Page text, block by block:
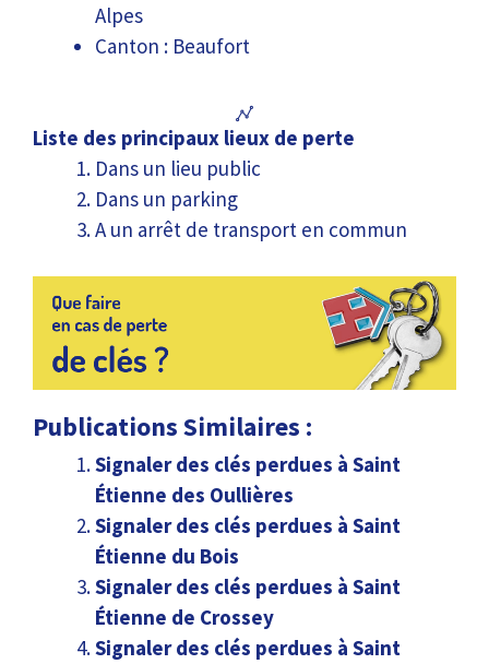
Alpes
Canton : Beaufort
Liste des principaux lieux de perte
Dans un lieu public
Dans un parking
A un arrêt de transport en commun
Publications Similaires :
Signaler des clés perdues à Saint
Étienne des Oullières
Signaler des clés perdues à Saint
Étienne du Bois
Signaler des clés perdues à Saint
Étienne de Crossey
Signaler des clés perdues à Saint